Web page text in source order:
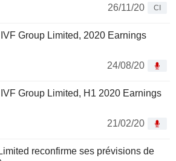
26/11/20
CI
Group Limited, 2020 Earnings
24/08/20
Group Limited, H1 2020 Earnings
21/02/20
reconfirme ses prévisions de